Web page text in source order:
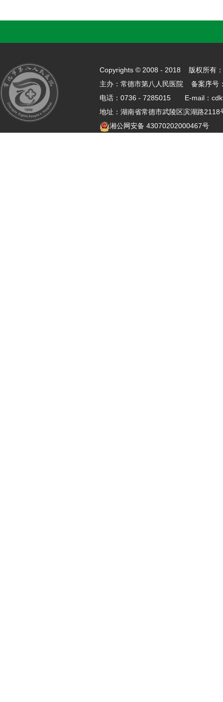
Copyrights © 2008 - 2018 版权所有
主办：常德市第八人民医院 备案序号
电话：0736 - 7285015 E-mail：
地址：湖南省常德市武陵区滨湖路
湘公网安备 43070202000467号